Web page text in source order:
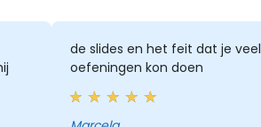
de slides en het feit dat je veel
oefeningen kon doen